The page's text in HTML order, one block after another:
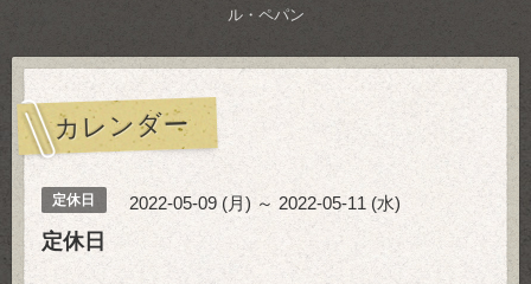
ル・ペパン
カレンダー
定休日 2022-05-09 (月) ～ 2022-05-11 (水)
定休日